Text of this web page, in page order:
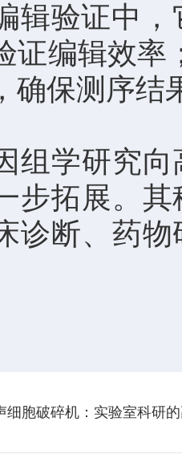
辑验证中
证编辑效率
确保测序结
学研究向
步拓展。
诊断、药
细胞破碎机：实验室科研